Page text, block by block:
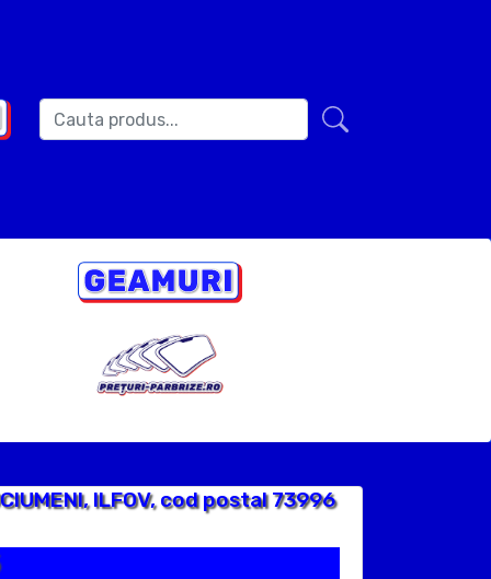
ILFOV, cod postal 73996